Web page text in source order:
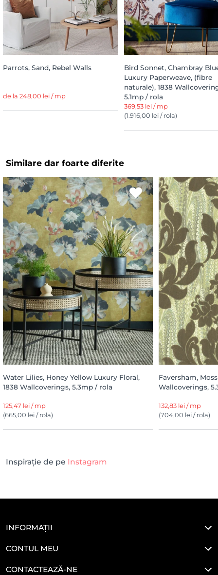
Parrots, Sand, Rebel Walls
de la 248,00 lei / mp
Bird Sonnet, Chambray
Luxury Paperweave, (fibre
naturale), 1838
5.1mp / rola
369,53 lei / mp
(1.916,00 lei / rola)
Similare dar foarte diferite
Water Lilies, Honey Yellow Luxury Floral,
1838 Wallcoverings, 5.3mp / rola
125,47 lei / mp
(665,00 lei / rola)
Faversham,
Wallcoverings,
132,83 lei / mp
(704,00 lei / rola)
Inspirație de pe Instagram
INFORMAȚII
CONTUL MEU
CONTACTEAZĂ-NE